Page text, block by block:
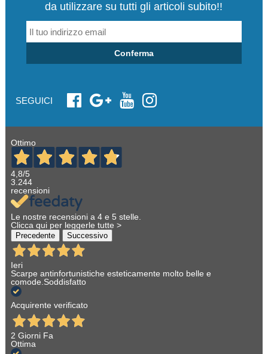
da utilizzare su tutti gli articoli subito!!
Conferma
SEGUICI
Ottimo
4,8/5
3.244
recensioni
Le nostre recensioni a 4 e 5 stelle.
Clicca qui per leggerle tutte >
Precedente Successivo
Ieri
Scarpe antinfortunistiche esteticamente molto belle e
comode.Soddisfatto
Acquirente verificato
2 Giorni Fa
Ottima